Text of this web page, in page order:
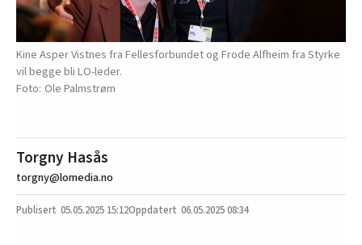
Kine Asper Vistnes fra Fellesforbundet og Frode Alfheim fra Styrke
vil begge bli LO-leder.
Ole Palmstrøm
Torgny Hasås
torgny@lomedia.no
05.05.2025 15:12 06.05.2025 08:34